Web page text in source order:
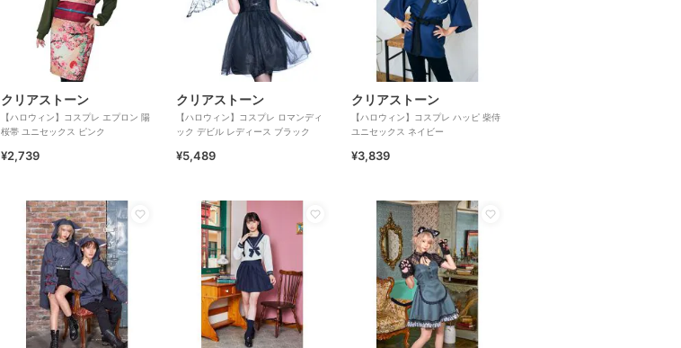
クリアストーン
【ハロウィン】コスプレ エプロン 陽
桜帯 ユニセックス ピンク
¥2,739
クリアストーン
【ハロウィン】コスプレ ロマンディ
ック デビル レディース ブラック
¥5,489
クリアストーン
【ハロウィン】コスプレ ハッピ 柴侍
ユニセックス ネイビー
¥3,839